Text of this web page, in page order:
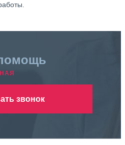
звонок